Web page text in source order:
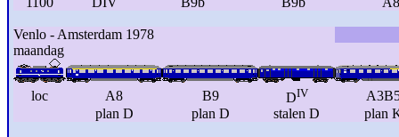
Venlo - Amsterdam 1978
maandag
loc A8 B9 DIV
plan D
plan D stalen D plan